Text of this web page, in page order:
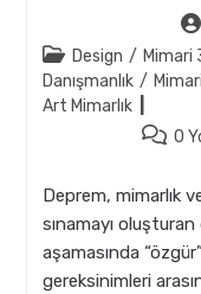
Post
category:
Design / Mimari
Danışmanlık /
Art Mimarlık
Post0
Deprem, mimarlık
sınamayı oluşturan
aşamasında “özgür”
gereksinimleri